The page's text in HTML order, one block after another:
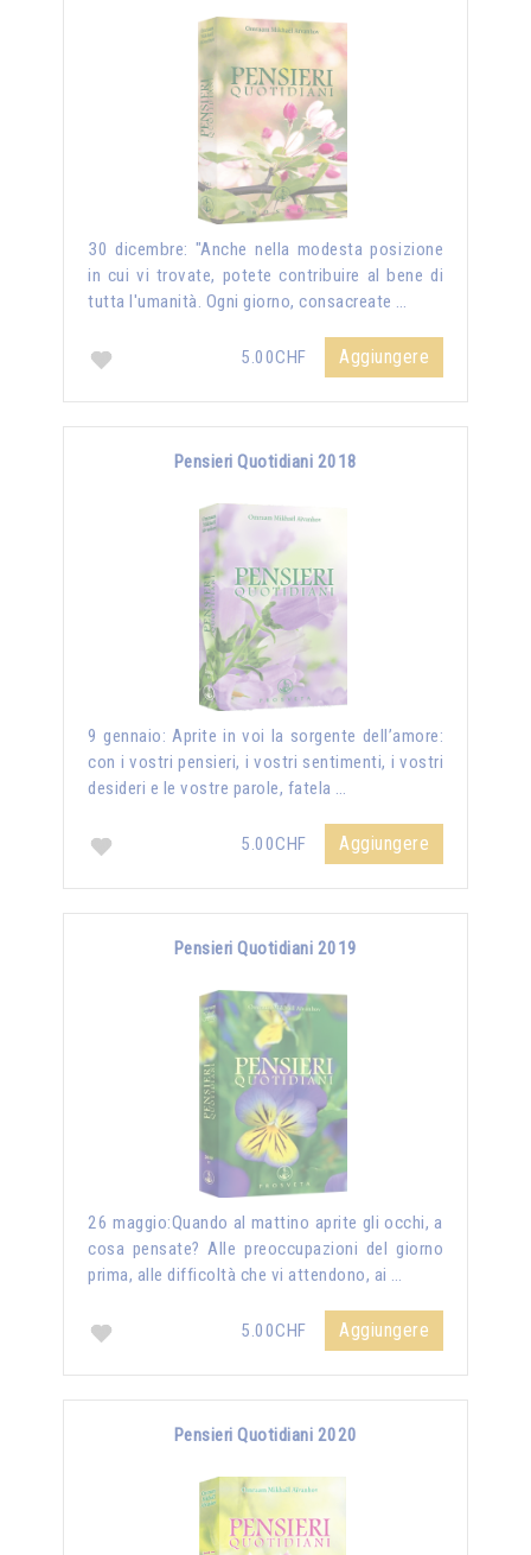
30 dicembre: "Anche nella modesta posizione
in cui vi trovate, potete contribuire al bene di
tutta l'umanità. Ogni giorno, consacreate …
5.00CHF Aggiungere
Pensieri Quotidiani 2018
9 gennaio: Aprite in voi la sorgente dell’amore:
con i vostri pensieri, i vostri sentimenti, i vostri
desideri e le vostre parole, fatela …
5.00CHF Aggiungere
Pensieri Quotidiani 2019
26 maggio:Quando al mattino aprite gli occhi, a
cosa pensate? Alle preoccupazioni del giorno
prima, alle difficoltà che vi attendono, ai …
5.00CHF Aggiungere
Pensieri Quotidiani 2020